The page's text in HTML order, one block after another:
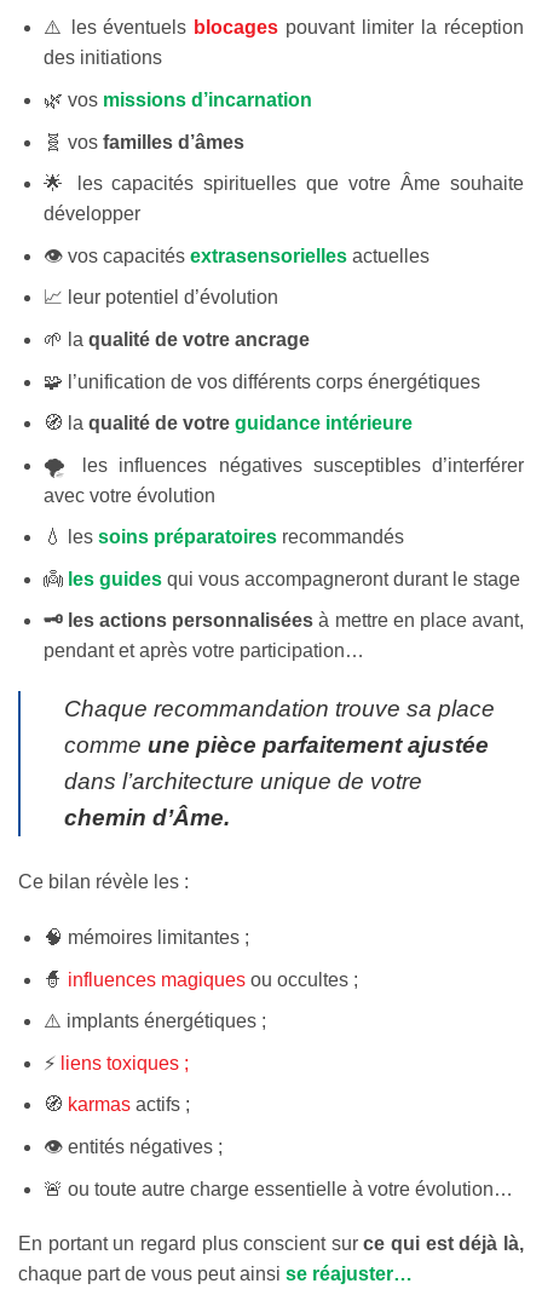
⚠️ les éventuels blocages pouvant limiter la réception
des initiations
🌿 vos missions d’incarnation
🧬 vosfamilles d’âmes
🌟 les capacités spirituelles que votre Âme souhaite
développer
👁️ vos capacités extrasensorielles actuelles
📈 leur potentiel d’évolution
🌱 la qualité de votre ancrage
🧩 l’unification de vos différents corps énergétiques
🧭 la qualité de votre guidance intérieure
🌪️ les influences négatives susceptibles d’interférer
avec votre évolution
💧 lessoins préparatoires recommandés
👼les guidesqui vous accompagneront durant le stage
🗝️ les actions personnalisées à mettre en place avant,
pendant et après votre participation…
Chaque recommandation trouve sa place
comme une pièce parfaitement ajustée
dans l’architecture unique de votre
chemin d’Âme.
Ce bilan révèle les :
🧠 mémoires limitantes ;
🧙 influences magiquesou occultes ;
⚠️ implants énergétiques ;
⚡liens toxiques ;
🧭 karmasactifs ;
👁️ entités négatives ;
🚨 ou toute autre charge essentielle à votre évolution…
En portant un regard plus conscient surce qui est déjà là,
chaque part de vous peut ainsi se réajuster…